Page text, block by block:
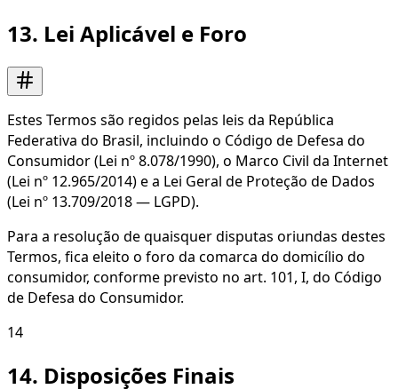
13. Lei Aplicável e Foro
Estes Termos são regidos pelas leis da República
Federativa do Brasil, incluindo o Código de Defesa do
Consumidor (Lei nº 8.078/1990), o Marco Civil da Internet
(Lei nº 12.965/2014) e a Lei Geral de Proteção de Dados
(Lei nº 13.709/2018 — LGPD).
Para a resolução de quaisquer disputas oriundas destes
Termos, fica eleito o foro da comarca do domicílio do
consumidor, conforme previsto no art. 101, I, do Código
de Defesa do Consumidor.
14
14. Disposições Finais